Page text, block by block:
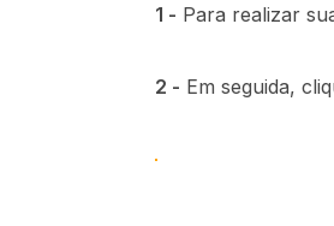
1 - Para realizar
2 - Em seguida,